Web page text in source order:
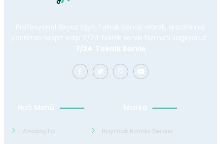
Profesyonel Beyaz Eşya Teknik Servisi olarak, arızalarınızı
yerinizde tespit edip 7/24 teknik servis hizmeti sağlıyoruz.
7/24 Teknik Servis
Hızlı Menü
Anasayfa
Marka
Baymak Kombi Servisi